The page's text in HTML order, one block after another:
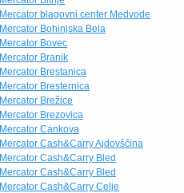
Mercator blagovni center Medvode
Mercator Bohinjska Bela
Mercator Bovec
Mercator Branik
Mercator Brestanica
Mercator Bresternica
Mercator Brežice
Mercator Brezovica
Mercator Cankova
Mercator Cash&Carry Ajdovščina
Mercator Cash&Carry Bled
Mercator Cash&Carry Bled
Mercator Cash&Carry Celje